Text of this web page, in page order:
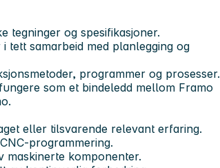
tegninger og spesifikasjoner.
tett samarbeid med planlegging og
programmer og prosesser.
som et bindeledd mellom Framo
eller tilsvarende relevant erfaring.
programmering.
komponenter.